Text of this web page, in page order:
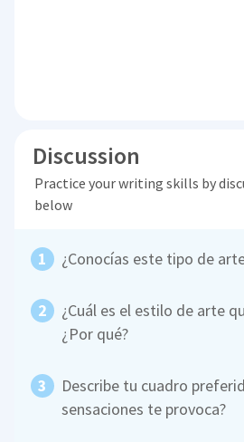
Discussion
Practice your writing skills by
below
¿Conocías este tipo de
¿Cuál es el estilo de arte
¿Por qué?
Describe tu cuadro
sensaciones te provoca?